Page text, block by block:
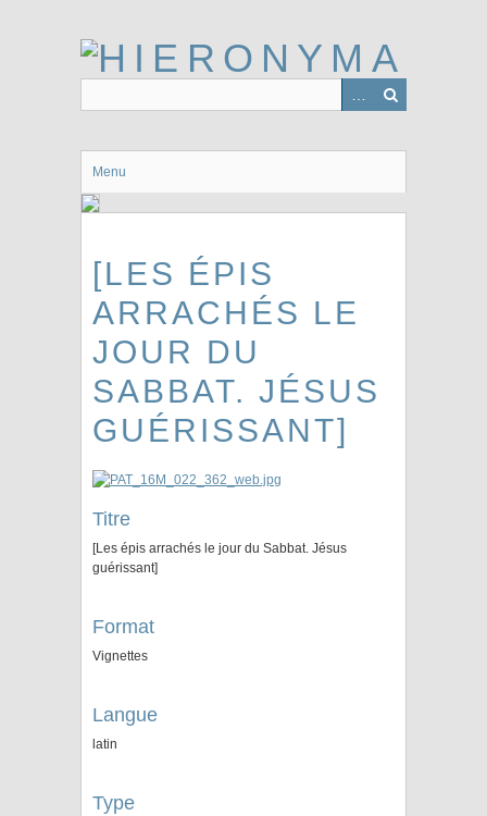
Menu
[LES ÉPIS
ARRACHÉS LE
JOUR DU
SABBAT. JÉSUS
GUÉRISSANT]
Titre
[Les épis arrachés le jour du Sabbat. Jésus
guérissant]
Format
Vignettes
Langue
latin
Type